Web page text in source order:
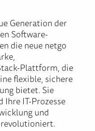
Generation der
Software-
die neue netgo
Plattform, die
flexible, sichere
bietet. Sie
IT-Prozesse
und